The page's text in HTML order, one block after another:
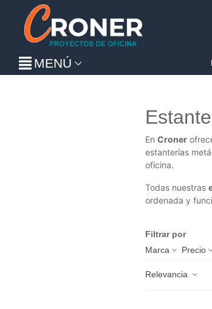
MENÚ
En Croner
estanterías
oficina.
Todas nuestras
ordenada y
Filtrar por
Marca
Precio
Relevancia